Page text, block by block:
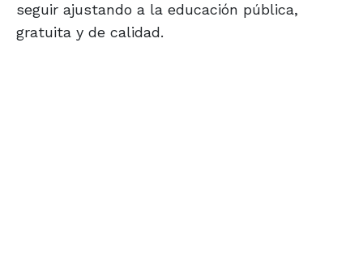
seguir ajustando a la educación pública,
gratuita y de calidad.